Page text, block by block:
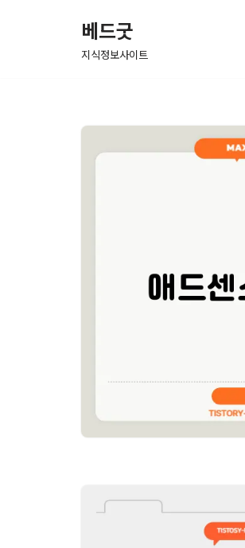
베드굿
지식정보사이트